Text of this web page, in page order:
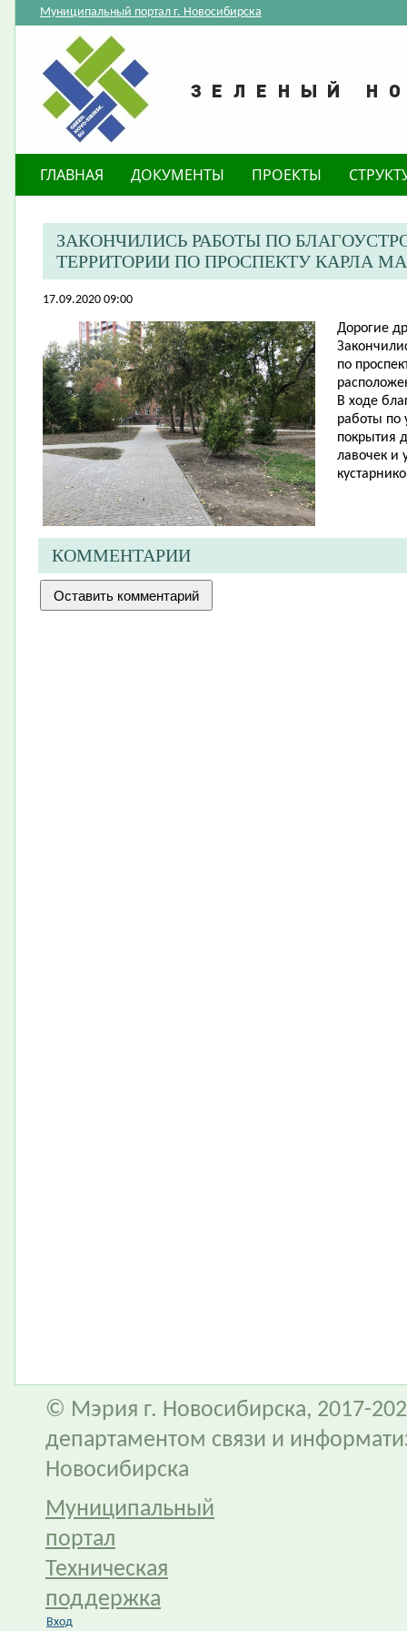
Муниципальный портал г. Новосибирска
ГЛАВНАЯ ДОКУМЕНТЫ ПРОЕКТЫ
ЗАКОНЧИЛИСЬ РАБОТЫ ПО
ТЕРРИТОРИИ ПО ПРОСПЕКТУ КАРЛА
17.09.2020 09:00
Дорогие
по
В ходе
работы по
покрытия
лавочек и
КОММЕНТАРИИ
© Мэрия г. Новосибирска, 2017-
департаментом связи и
Новосибирска
Муниципальный
портал
Техническая
поддержка
Вход